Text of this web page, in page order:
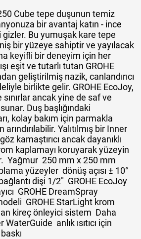
Cube tepe duşunun temiz
bir avantaj katın - ince
Bu yumuşak kare tepe
bir yüzeye sahiptir ve yayılacak
keyifli bir deneyim için her
eşit ve tutarlı tutan GROHE
geliştirilmiş nazik, canlandırıcı
birlikte gelir. GROHE EcoJoy,
sınırlar ancak yine de saf ve
Duş başlığındaki
kolay bakım için parmakla
Yalıtılmış bir Inner
kamaştırıcı ancak dayanıklı
kaplamayı koruyarak yüzeyin
Yağmur 250 mm x 250 mm
yüzeyler dönüş açısı ± 10°
dişi 1/2" GROHE EcoJoy
GROHE DreamSpray
GROHE StarLight krom
kireç önleyici sistem Daha
anlık ısıtıcı için